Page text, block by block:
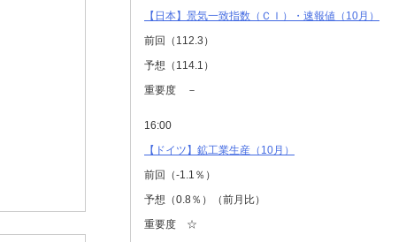
【日本】景気一致指数（ＣＩ）・速報値（10月）
前回（112.3）
予想（114.1）
重要度 －
16:00
【ドイツ】鉱工業生産（10月）
前回（-1.1％）
予想（0.8％）（前月比）
重要度 ☆